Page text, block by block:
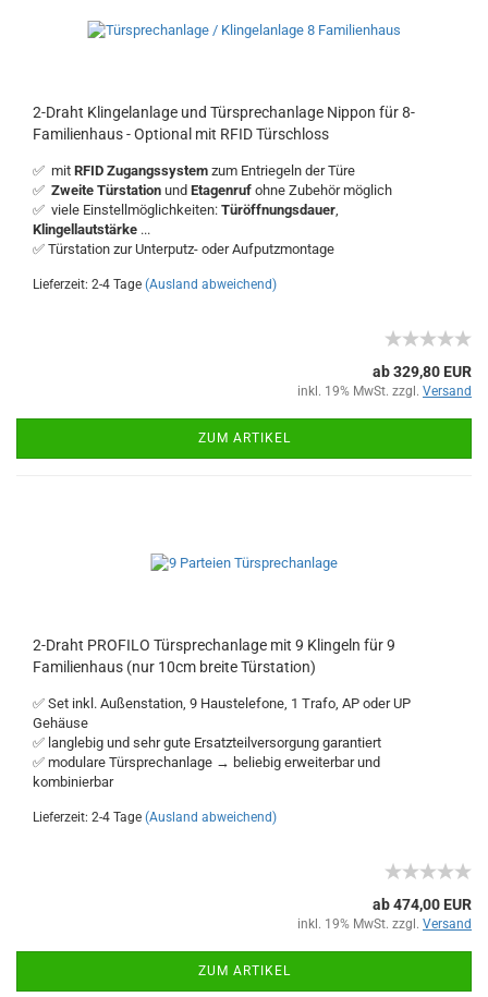
2-Draht Klingelanlage und Türsprechanlage Nippon für 8-
Familienhaus - Optional mit RFID Türschloss
✅ mit RFID Zugangssystem zum Entriegeln der Türe
✅ Zweite Türstation und Etagenruf ohne Zubehör möglich
✅ viele Einstellmöglichkeiten: Türöffnungsdauer,
Klingellautstärke ...
✅ Türstation zur Unterputz- oder Aufputzmontage
Lieferzeit: 2-4 Tage (Ausland abweichend)
ab 329,80 EUR
inkl. 19% MwSt. zzgl. Versand
ZUM ARTIKEL
2-Draht PROFILO Türsprechanlage mit 9 Klingeln für 9
Familienhaus (nur 10cm breite Türstation)
✅ Set inkl. Außenstation, 9 Haustelefone, 1 Trafo, AP oder UP
Gehäuse
✅ langlebig und sehr gute Ersatzteilversorgung garantiert
✅ modulare Türsprechanlage → beliebig erweiterbar und
kombinierbar
Lieferzeit: 2-4 Tage (Ausland abweichend)
ab 474,00 EUR
inkl. 19% MwSt. zzgl. Versand
ZUM ARTIKEL